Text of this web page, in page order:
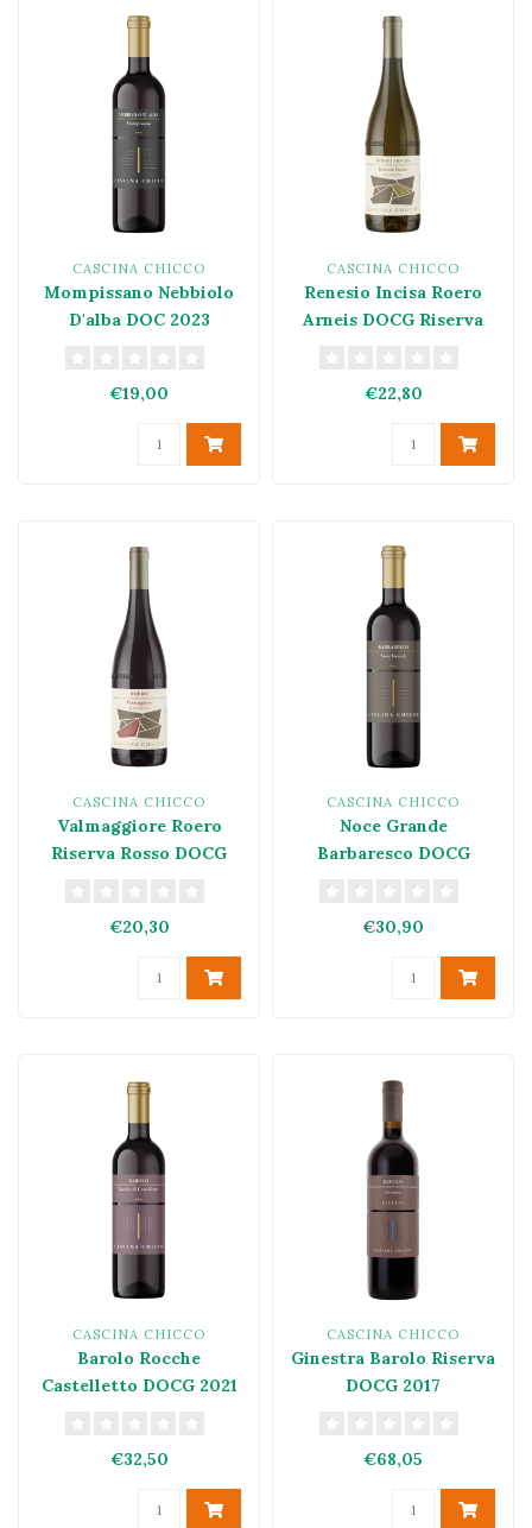
CASCINA CHICCO
Mompissano Nebbiolo
D'alba DOC 2023
€19,00
CASCINA CHICCO
Renesio Incisa Roero
Arneis DOCG Riserva
€22,80
CASCINA CHICCO
Valmaggiore Roero
Riserva Rosso DOCG
€20,30
CASCINA CHICCO
Noce Grande
Barbaresco DOCG
€30,90
CASCINA CHICCO
Barolo Rocche
Castelletto DOCG 2021
€32,50
CASCINA CHICCO
Ginestra Barolo Riserva
DOCG 2017
€68,05